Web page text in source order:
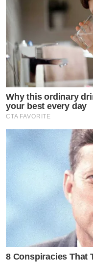
Why this ordinary
your best every day
CTA FAVORITE
8 Conspiracies That